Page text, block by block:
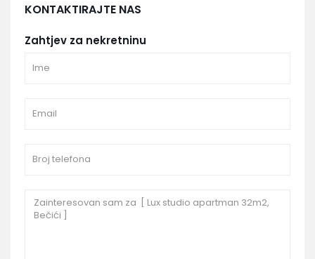
KONTAKTIRAJTE NAS
Zahtjev za nekretninu